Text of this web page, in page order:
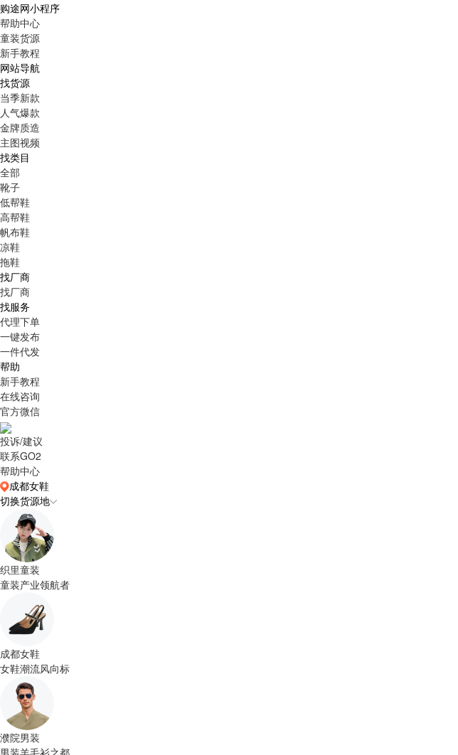
购途网小程序
帮助中心
童装货源
新手教程
网站导航
找货源
当季新款
人气爆款
金牌质造
主图视频
找类目
全部
靴子
低帮鞋
高帮鞋
帆布鞋
凉鞋
拖鞋
找厂商
找厂商
找服务
代理下单
一键发布
一件代发
帮助
新手教程
在线咨询
官方微信
投诉/建议
联系GO2
帮助中心
成都女鞋
切换货源地
织里童装
童装产业领航者
成都女鞋
女鞋潮流风向标
濮院男装
男装羊毛衫之都